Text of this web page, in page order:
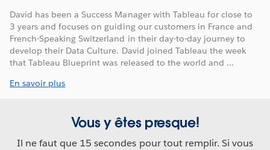
David has been a Success Manager with Tableau for close to
3 years and focuses on guiding our customers in France and
French-Speaking Switzerland in their day-to-day journey to
develop their Data Culture. David joined Tableau the week
that Tableau Blueprint was released to the world and ...
En savoir plus
Vous y êtes presque!
Il ne faut que 15 secondes pour tout remplir. Si vous